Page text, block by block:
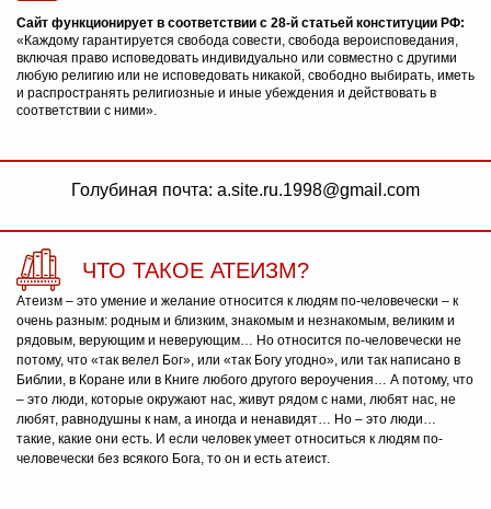
Сайт функционирует в соответствии с 28-й статьей конституции РФ:
«Каждому гарантируется свобода совести, свобода вероисповедания,
включая право исповедовать индивидуально или совместно с другими
любую религию или не исповедовать никакой, свободно выбирать, иметь
и распространять религиозные и иные убеждения и действовать в
соответствии с ними».
Голубиная почта: a.site.ru.1998@gmail.com
ЧТО ТАКОЕ АТЕИЗМ?
Атеизм – это умение и желание относится к людям по-человечески – к
очень разным: родным и близким, знакомым и незнакомым, великим и
рядовым, верующим и неверующим… Но относится по-человечески не
потому, что «так велел Бог», или «так Богу угодно», или так написано в
Библии, в Коране или в Книге любого другого вероучения… А потому, что
– это люди, которые окружают нас, живут рядом с нами, любят нас, не
любят, равнодушны к нам, а иногда и ненавидят… Но – это люди…
такие, какие они есть. И если человек умеет относиться к людям по-
человечески без всякого Бога, то он и есть атеист.